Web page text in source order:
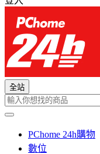
全站
PChome 24h購物
數位